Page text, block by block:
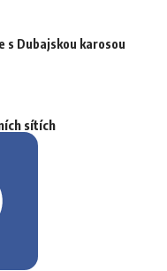
s Dubajskou karosou
sítích